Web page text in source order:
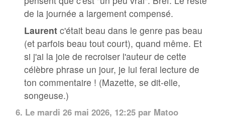
de la journée a largement compensé.
Laurent c'était beau dans le genre pas beau
(et parfois beau tout court), quand même. Et
si j'ai la joie de recroiser l'auteur de cette
célèbre phrase un jour, je lui ferai lecture de
ton commentaire ! (Mazette, se dit-elle,
songeuse.)
6. Le mardi 26 mai 2026, 12:25 par Matoo